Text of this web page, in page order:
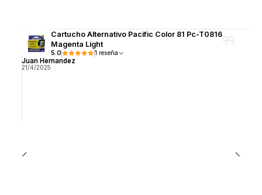
Cartucho Alternativo Pacific Color 81 Pc-T0816
Magenta Light
5.0 1 reseña
Juan Hernandez
21/4/2025